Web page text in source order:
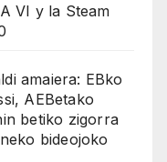
VI y la Steam
amaiera: EBko
AEBetako
betiko zigorra
bideojoko